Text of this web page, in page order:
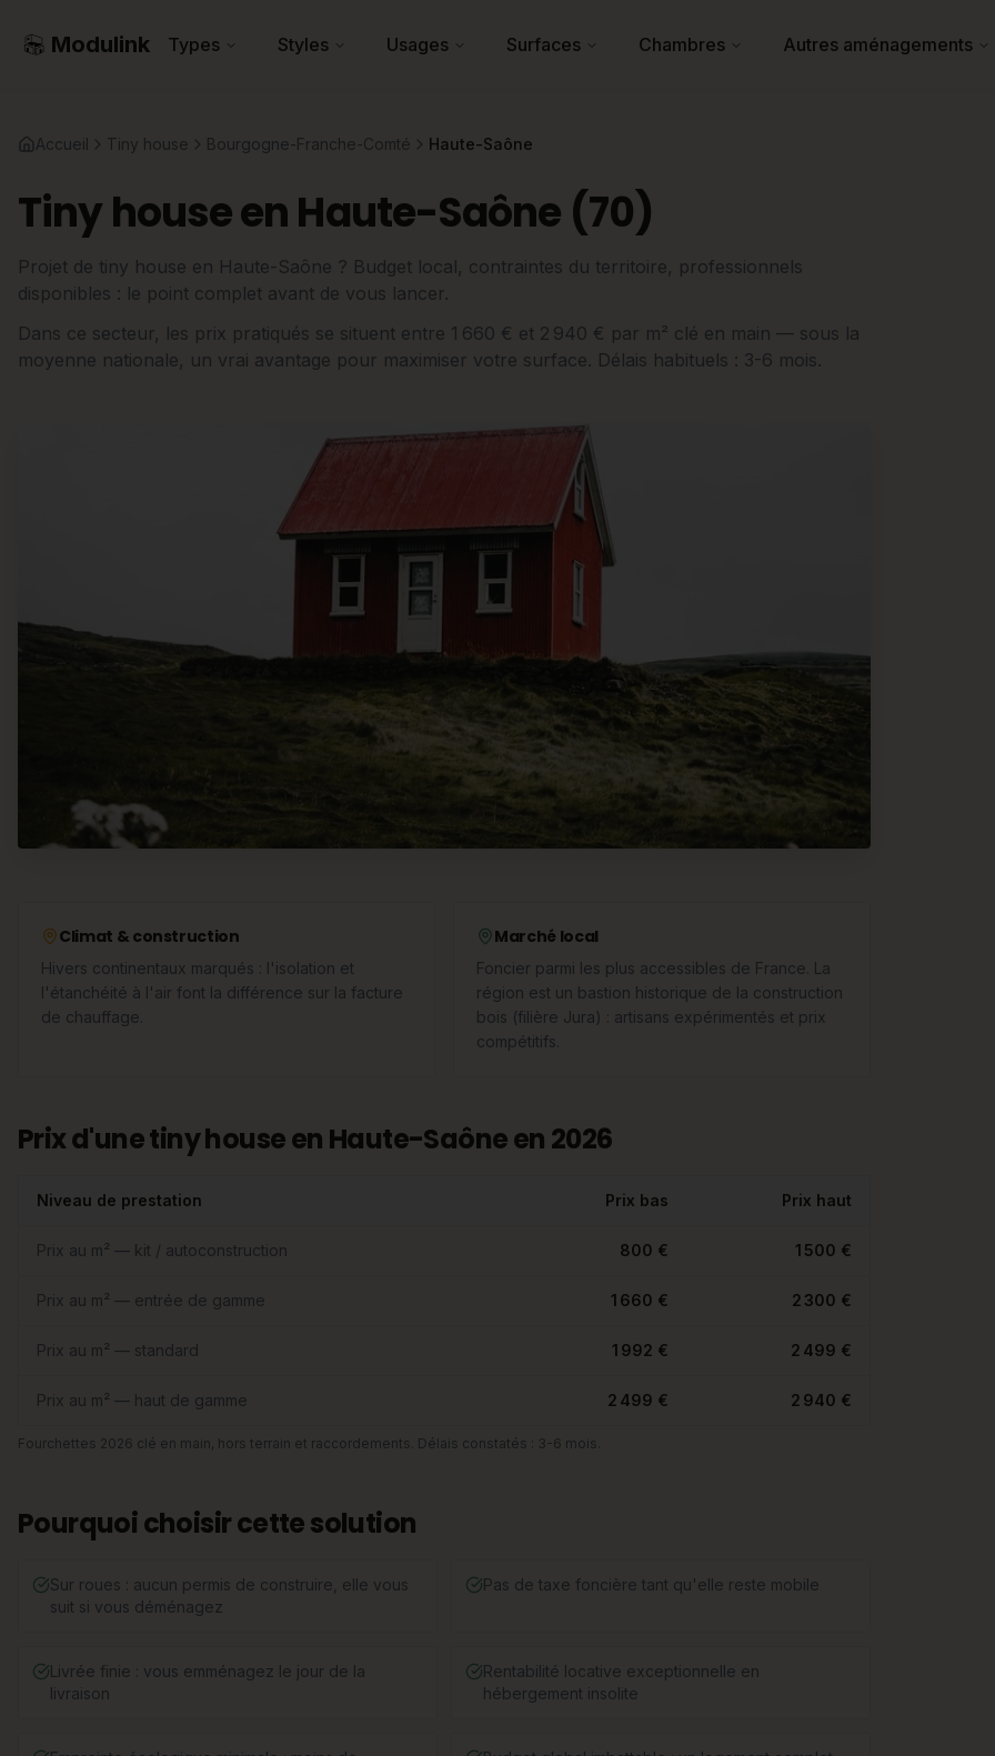
Modulink Types Styles Usages Surfaces Chambres Autres aménagements
Accueil Tiny house Bourgogne-Franche-Comté Haute-Saône
Tiny house en Haute-Saône (70)
Projet de tiny house en Haute-Saône ? Budget local, contraintes du territoire, professionnels
disponibles : le point complet avant de vous lancer.
Dans ce secteur, les prix pratiqués se situent entre 1 660 € et 2 940 € par m² clé en main — sous la
moyenne nationale, un vrai avantage pour maximiser votre surface. Délais habituels : 3-6 mois.
Climat & construction
Hivers continentaux marqués : l'isolation et
l'étanchéité à l'air font la différence sur la facture
de chauffage.
Marché local
Foncier parmi les plus accessibles de France. La
région est un bastion historique de la construction
bois (filière Jura) : artisans expérimentés et prix
compétitifs.
Prix d'une tiny house en Haute-Saône en 2026
Niveau de prestation Prix bas Prix haut
Prix au m² — kit / autoconstruction 800 € 1 500 €
Prix au m² — entrée de gamme 1 660 € 2 300 €
Prix au m² — standard 1 992 € 2 499 €
Prix au m² — haut de gamme 2 499 € 2 940 €
Fourchettes 2026 clé en main, hors terrain et raccordements. Délais constatés : 3-6 mois.
Pourquoi choisir cette solution
Sur roues : aucun permis de construire, elle vous
suit si vous déménagez
Pas de taxe foncière tant qu'elle reste mobile
Livrée finie : vous emménagez le jour de la
livraison
Rentabilité locative exceptionnelle en
hébergement insolite